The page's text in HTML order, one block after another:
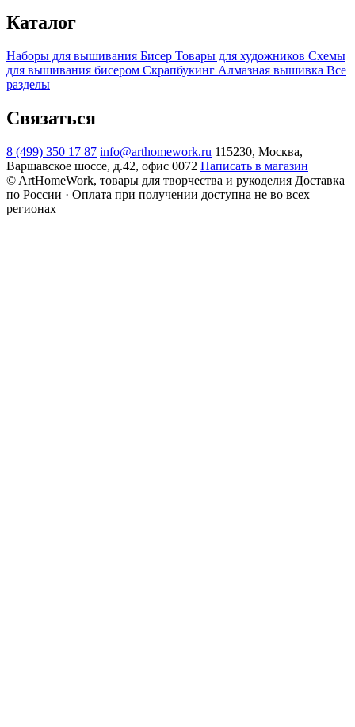
Каталог
Наборы для вышивания Бисер Товары для художников Схемы
для вышивания бисером Скрапбукинг Алмазная вышивка Все
разделы
Связаться
8 (499) 350 17 87 info@arthomework.ru 115230, Москва,
Варшавское шоссе, д.42, офис 0072 Написать в магазин
© ArtHomeWork, товары для творчества и рукоделия Доставка
по России · Оплата при получении доступна не во всех
регионах